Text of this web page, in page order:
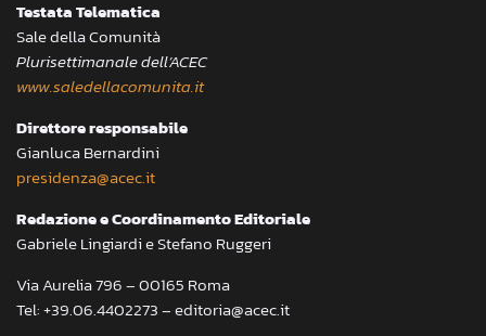
Testata Telematica
Sale della Comunità
Plurisettimanale dell’ACEC
www.saledellacomunita.it
Direttore responsabile
Gianluca Bernardini
presidenza@acec.it
Redazione e Coordinamento Editoriale
Gabriele Lingiardi e Stefano Ruggeri
Via Aurelia 796 – 00165 Roma
Tel: +39.06.4402273 – editoria@acec.it